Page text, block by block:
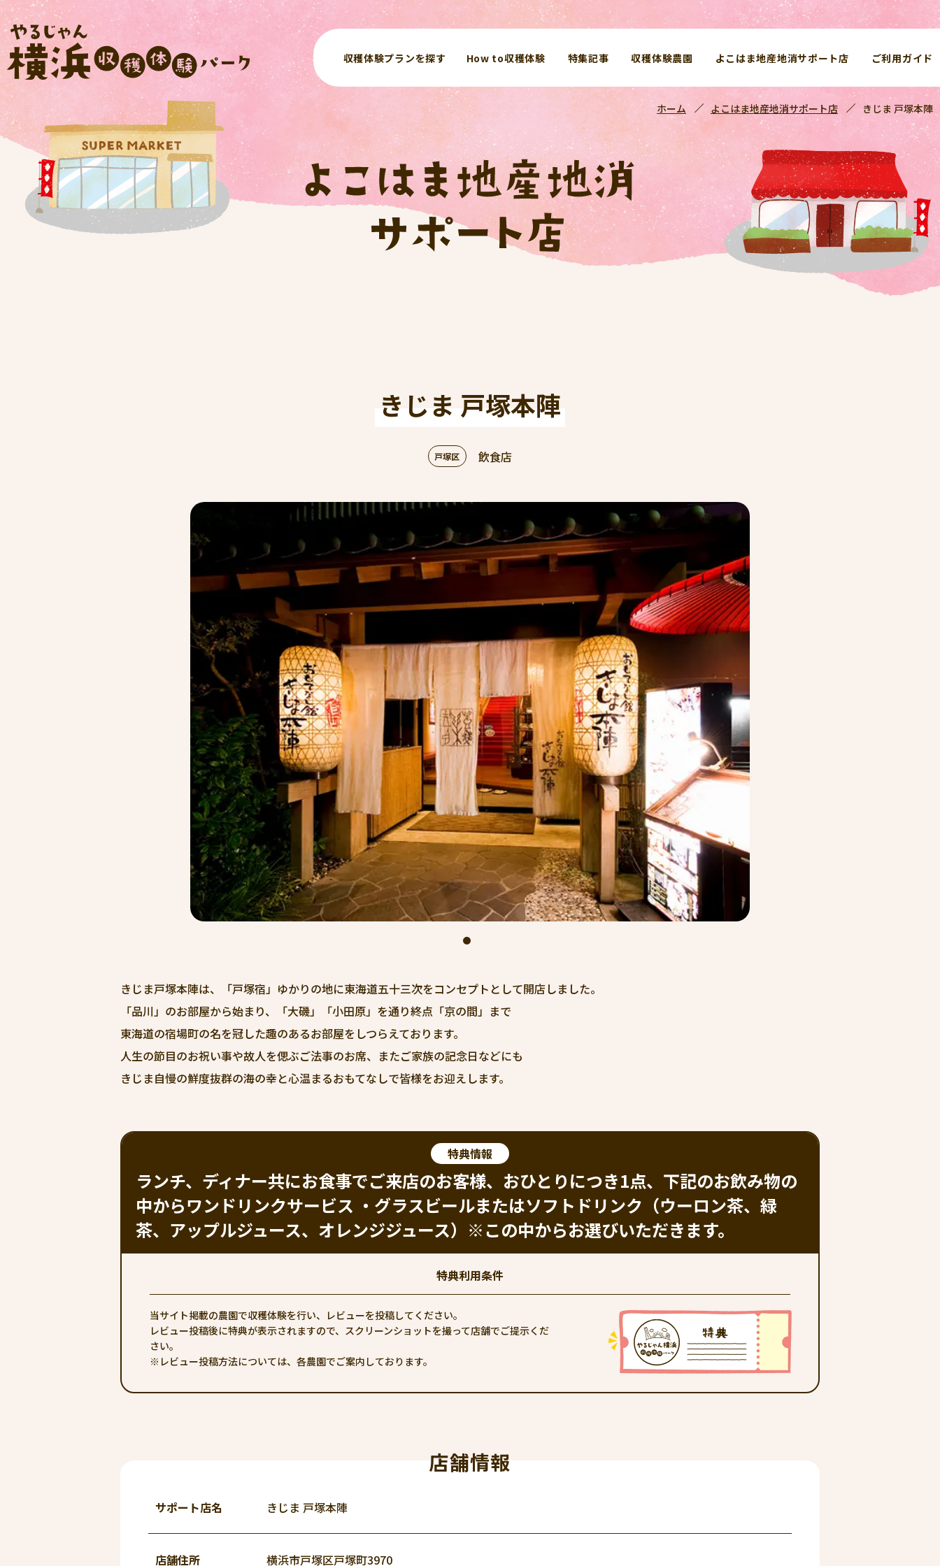
収穫体験プランを探す How to収穫体験 特集記事 収穫体験農園 よこはま地産地消サポート店 ご利用ガイド
ホーム よこはま地産地消サポート店 きじま 戸塚本陣
きじま 戸塚本陣
戸塚区 飲食店
きじま戸塚本陣は、「戸塚宿」ゆかりの地に東海道五十三次をコンセプトとして開店しました。
「品川」のお部屋から始まり、「大磯」「小田原」を通り終点「京の間」まで
東海道の宿場町の名を冠した趣のあるお部屋をしつらえております。
人生の節目のお祝い事や故人を偲ぶご法事のお席、またご家族の記念日などにも
きじま自慢の鮮度抜群の海の幸と心温まるおもてなしで皆様をお迎えします。
特典情報
ランチ、ディナー共にお食事でご来店のお客様、おひとりにつき1点、下記のお飲み物の
中からワンドリンクサービス ・グラスビールまたはソフトドリンク（ウーロン茶、緑
茶、アップルジュース、オレンジジュース）※この中からお選びいただきます。
特典利用条件
当サイト掲載の農園で収穫体験を行い、レビューを投稿してください。
レビュー投稿後に特典が表示されますので、スクリーンショットを撮って店舗でご提示くだ
さい。
※レビュー投稿方法については、各農園でご案内しております。
店舗情報
サポート店名 きじま 戸塚本陣
店舗住所 横浜市戸塚区戸塚町3970